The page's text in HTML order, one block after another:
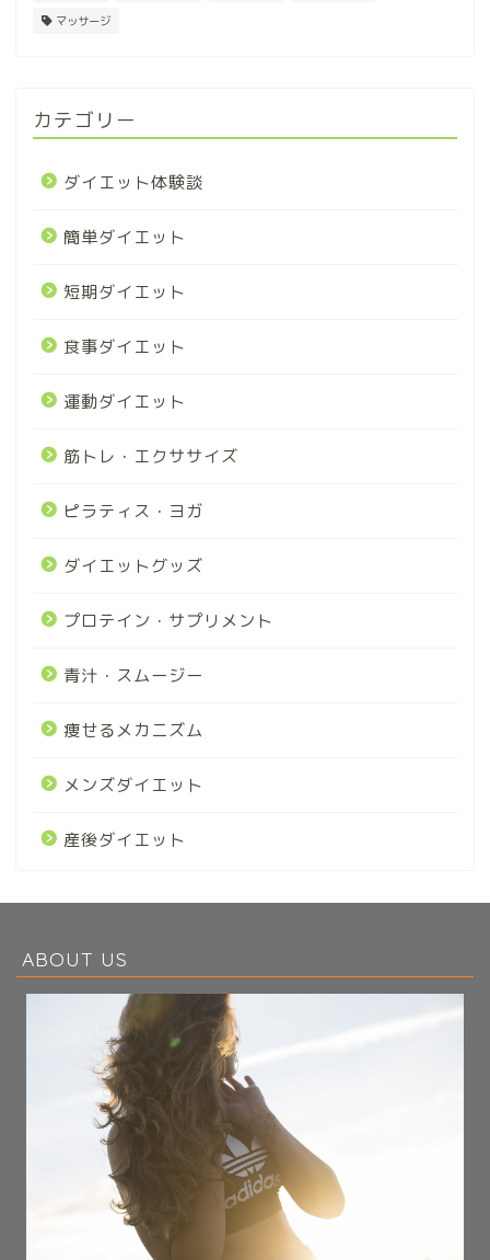
マッサージ
カテゴリー
ダイエット体験談
簡単ダイエット
短期ダイエット
食事ダイエット
運動ダイエット
筋トレ・エクササイズ
ピラティス・ヨガ
ダイエットグッズ
プロテイン・サプリメント
青汁・スムージー
痩せるメカニズム
メンズダイエット
産後ダイエット
ABOUT US